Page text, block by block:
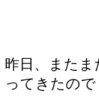
昨日、また
ってきたので